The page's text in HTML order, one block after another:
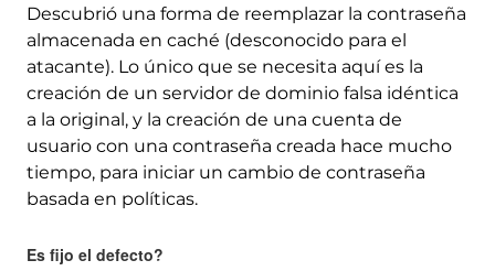
Descubrió una forma de reemplazar la contraseña
almacenada en caché (desconocido para el
atacante). Lo único que se necesita aquí es la
creación de un servidor de dominio falsa idéntica
a la original, y la creación de una cuenta de
usuario con una contraseña creada hace mucho
tiempo, para iniciar un cambio de contraseña
basada en políticas.
Es fijo el defecto?